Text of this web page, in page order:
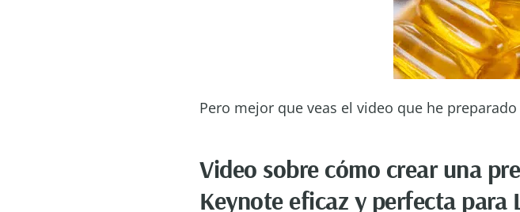
Pero mejor que veas el video que he
Video sobre cómo crear una
Keynote eficaz y perfecta para